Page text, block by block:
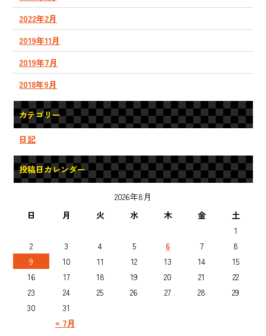
2022年2月
2019年11月
2019年7月
2018年9月
カテゴリー
日記
投稿日カレンダー
2026年8月
日
月 火 水 木 金 土
« 7月
1
2
3 4 5 6 7
8
9
10 11 12 13 14
15
16
17 18 19 20 21
22
23
24 25 26 27 28
29
30
31